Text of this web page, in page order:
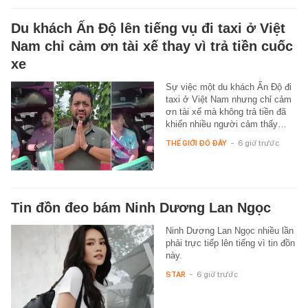
Du khách Ấn Độ lên tiếng vụ đi taxi ở Việt
Nam chỉ cảm ơn tài xế thay vì trả tiền cuốc
xe
Sự việc một du khách Ấn Độ đi
taxi ở Việt Nam nhưng chỉ cảm
ơn tài xế mà không trả tiền đã
khiến nhiều người cảm thấy…
THẾ GIỚI ĐÓ ĐÂY - 6 giờ trước
Tin đồn đeo bám Ninh Dương Lan Ngọc
Ninh Dương Lan Ngọc nhiều lần
phải trực tiếp lên tiếng vì tin đồn
này.
STAR - 6 giờ trước